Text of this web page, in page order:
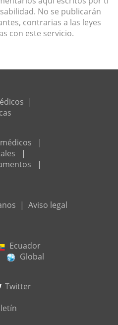
No se publicarán
contrarias a las leyes
con este servicio.
|
|
|
|
| Aviso legal
Ecuador
Global
Twitter